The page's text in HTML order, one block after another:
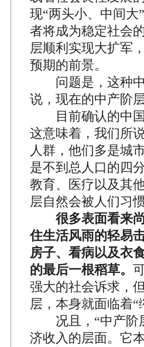
现“两头小、中间
者将成为稳定社会
层顺利实现大扩军
预期的前景。
问题是，这种中
说，现在的中产阶
目前确认的中国
这意味着，我们所
人群，他们多是城
是不到总人口的四
教育、医疗以及其
层自然会被人们习
很多表面看来
住生活风雨的轻易
房子、看病以及衣
的最后一根稻草。
强大的社会诉求，
层，本身就面临着“
况且，“中产阶
济收入的层面。它